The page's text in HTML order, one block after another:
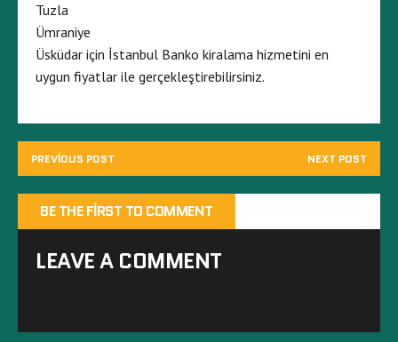
Tuzla
Ümraniye
Üsküdar için İstanbul Banko kiralama hizmetini en
uygun fiyatlar ile gerçekleştirebilirsiniz.
PREVIOUS POST NEXT POST
BE THE FIRST TO COMMENT
LEAVE A COMMENT